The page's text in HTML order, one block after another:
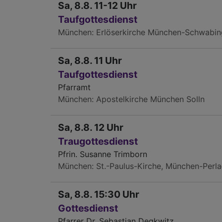
Sa, 8.8. 11-12 Uhr
Taufgottesdienst
München Erlöserkirche München-
Sa, 8.8. 11 Uhr
Taufgottesdienst
Pfarramt
München Apostelkirche München Solln
Sa, 8.8. 12 Uhr
Traugottesdienst
Pfrin. Susanne Trimborn
München St.-Paulus-Kirche, München-
Sa, 8.8. 15:30 Uhr
Gottesdienst